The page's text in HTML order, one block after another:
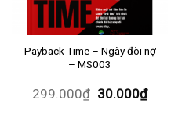
Payback Time – Ngày đòi nợ
– MS003
299.000₫ 30.000₫